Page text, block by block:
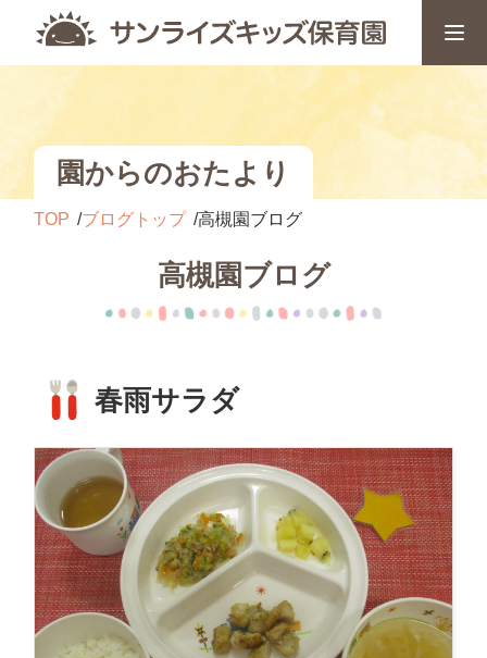
園からのおたより
TOP ブログトップ 高槻園ブログ
高槻園ブログ
春雨サラダ